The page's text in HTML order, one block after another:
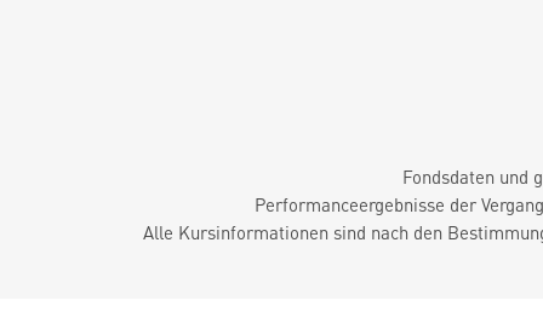
Fondsdaten und
Performanceergebnisse der
Alle Kursinformationen sind nach den